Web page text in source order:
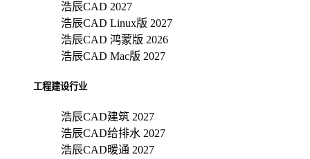
浩辰CAD 2027
浩辰CAD Linux版 2027
浩辰CAD 鸿蒙版 2026
浩辰CAD Mac版 2027
工程建设行业
浩辰CAD建筑 2027
浩辰CAD给排水 2027
浩辰CAD暖通 2027